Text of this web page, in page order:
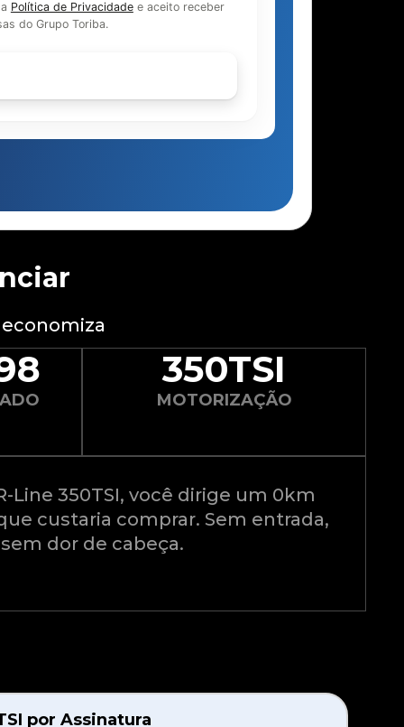
Política de Privacidadee aceito receber
do Grupo Toriba.
350TSI
MOTORIZAÇÃO
Line 350TSI, você dirige um 0km
custaria comprar. Sem entrada,
dor de cabeça.
por Assinatura